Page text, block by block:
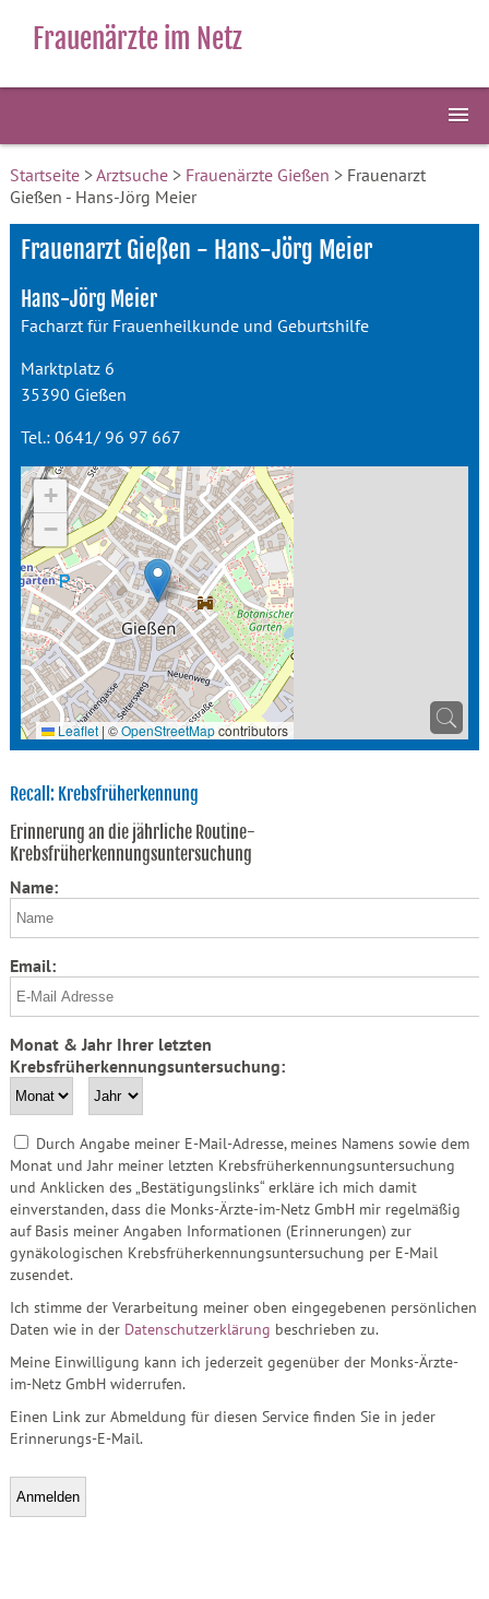
Frauenärzte im Netz
Startseite>Arztsuche> Frauenärzte Gießen > Frauenarzt
Gießen - Hans-Jörg Meier
Frauenarzt Gießen - Hans-Jörg Meier
Hans-Jörg Meier
Facharzt für Frauenheilkunde und Geburtshilfe
Marktplatz 6
35390 Gießen
Tel.: 0641/ 96 97 667
+
−
Leaflet | ©OpenStreetMapcontributors
Recall: Krebsfrüherkennung
Erinnerung an die jährliche Routine-
Krebsfrüherkennungsuntersuchung
Name:
Email:
Monat & Jahr Ihrer letzten
Krebsfrüherkennungsuntersuchung:
Durch Angabe meiner E-Mail-Adresse, meines Namens sowie dem
Monat und Jahr meiner letzten Krebsfrüherkennungsuntersuchung
und Anklicken des „Bestätigungslinks“ erkläre ich mich damit
einverstanden, dass die Monks-Ärzte-im-Netz GmbH mir regelmäßig
auf Basis meiner Angaben Informationen (Erinnerungen) zur
gynäkologischen Krebsfrüherkennungsuntersuchung per E-Mail
zusendet.
Ich stimme der Verarbeitung meiner oben eingegebenen persönlichen
Daten wie in der Datenschutzerklärung beschrieben zu.
Meine Einwilligung kann ich jederzeit gegenüber der Monks-Ärzte-
im-Netz GmbH widerrufen.
Einen Link zur Abmeldung für diesen Service finden Sie in jeder
Erinnerungs-E-Mail.